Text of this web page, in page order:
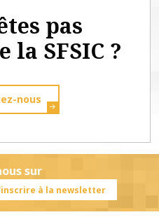
pas
la SFSIC ?
nous
sur
à la newsletter